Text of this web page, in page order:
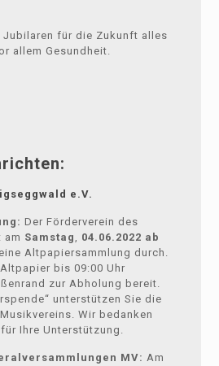
Jubilaren für die Zukunft alles
allem Gesundheit.
e.V.
Der Förderverein des
am Samstag, 04.06.2022 ab
Altpapiersammlung durch.
bis 09:00 Uhr
zur Abholung bereit.
unterstützen Sie die
Wir bedanken
Ihre Unterstützung.
MV: Am